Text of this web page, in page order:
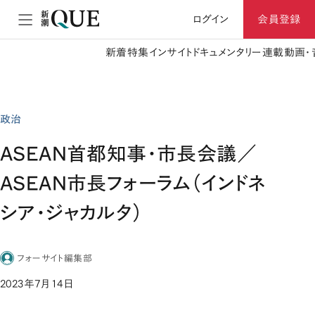
ログイン 会員登録
新着特集 インサイト ドキュメンタリー 連載動画
政治
ASEAN首都知事・市長会議／
ASEAN市長フォーラム（インドネ
シア・ジャカルタ）
フォーサイト編集部
2023年7月14日